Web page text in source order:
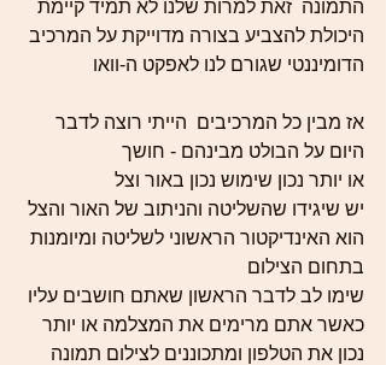
התמונה  זאת למרות שלנו לא תמיד קיימת
היכולת להצביע בצורה מדוייקת על המרכיב
הדומיננטי שגורם לנו לאפקט ה-וואו
אז מבין כל המרכיבים  הייתי רוצה לדבר
היום על הבולט מבינהם - חושך
או יותר נכון שימוש נכון באור וצל
יש שיגידו שהשליטה והניתוב של האור והצל
הוא האינדיקטור הראשוני לשליטה ומיומנות
בתחום הצילום
שימו לב לדבר הראשון שאתם חושבים עליו
כאשר אתם מרימים את המצלמה או יותר
נכון את הטלפון ומתכוננים לצילום תמונה